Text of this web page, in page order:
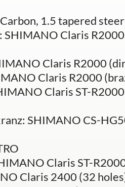
Carbon, 1.5 tapered
Claris
Claris R2000
Claris R2000
Claris ST-
SHIMANO CS-
Claris ST-
Claris 2400 (32